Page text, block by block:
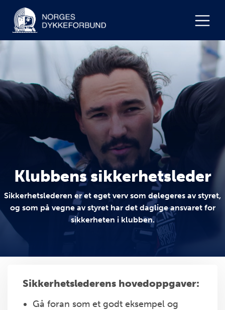
Klubbens sikkerhetsleder
Sikkerhetslederen er et eget verv som delegeres av styret,
og som på vegne av styret har det daglige ansvaret for
sikkerheten i klubben.
Sikkerhetslederens hovedoppgaver:
Gå foran som et godt eksempel og